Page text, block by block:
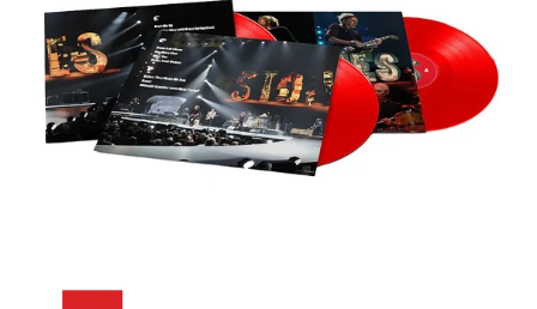
相
簿
中
開
啟
第